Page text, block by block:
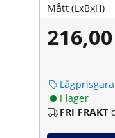
Mått (LxBxH)
I lager
FRI FRAKT